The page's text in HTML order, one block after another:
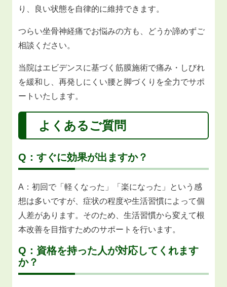
り、良い状態を自律的に維持できます。
つらい坐骨神経痛でお悩みの方も、どうか諦めずご
相談ください。
当院はエビデンスに基づく筋膜施術で痛み・しびれ
を緩和し、再発しにくい腰と脚づくりを全力でサポ
ートいたします。
よくあるご質問
Q：すぐに効果が出ますか？
A：初回で「軽くなった」「楽になった」という感
想は多いですが、症状の程度や生活習慣によって個
人差があります。そのため、生活習慣から変えて根
本改善を目指すためのサポートを行います。
Q：資格を持った人が対応してくれます
か？